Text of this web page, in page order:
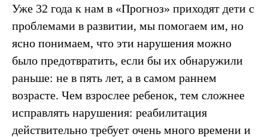
Уже 32 года к нам в «Прогноз» приходят дети с
проблемами в развитии, мы помогаем им, но
ясно понимаем, что эти нарушения можно
было предотвратить, если бы их обнаружили
раньше: не в пять лет, а в самом раннем
возрасте. Чем взрослее ребенок, тем сложнее
исправлять нарушения: реабилитация
действительно требует очень много времени и